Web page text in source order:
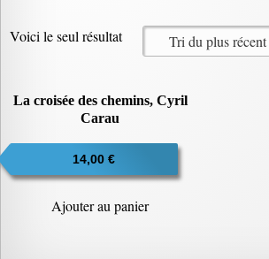
Voici le seul résultat
La croisée des chemins, Cyril
Carau
14,00 €
Ajouter au panier